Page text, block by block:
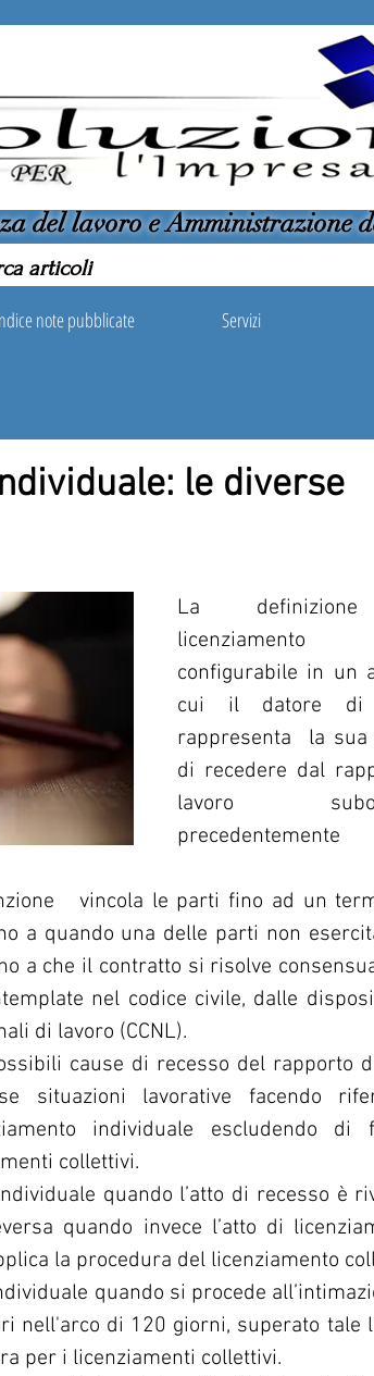
del lavoro e Amministrazione
note pubblicate Servizi
le diverse
La
configurabile in un
cui il datore di
rappresenta  la sua
di recedere dal
lavoro
precedentemente
vincola le parti fino ad un
a quando una delle parti non
a che il contratto si risolve
nel codice civile, dalle
di lavoro (CCNL).
cause di recesso del rapporto
situazioni lavorative facendo
individuale escludendo di
collettivi.
quando l’atto di recesso è
quando invece l’atto di
la procedura del licenziamento
quando si procede
nell'arco di 120 giorni, superato tale
per i licenziamenti collettivi.